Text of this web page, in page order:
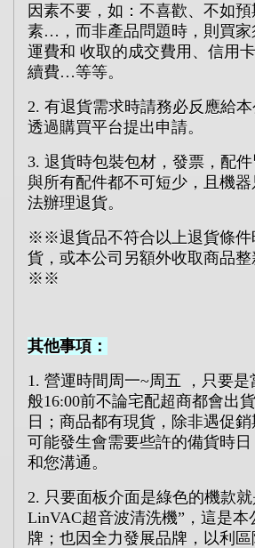
因素不要，如：不喜歡、不如
素… ，而非產品問題時，則買
運費和 收取的成交費用、信用
續費…等等。
2. 有退貨需求時請務必反應給
透過購買平台提出申請。
3. 退貨時包裝包材，發票，配
與所有配件都不可短少，且機
法辦理退貨。
※※退貨品不符合以上退貨條
貨，或本公司另額外收取商品
※ ※
其他事項：
1. 營運時間周一~周五
，只要
般16:00前不論宅配超商都會出
日；商品都有現貨，除非遇促
可能發生會需要些許的備貨時
和您溝通。
2. 只要面板介面是綠色的機款就
LinVAC超音波清洗機” ，這是
牌；也因全力發展品牌，以利